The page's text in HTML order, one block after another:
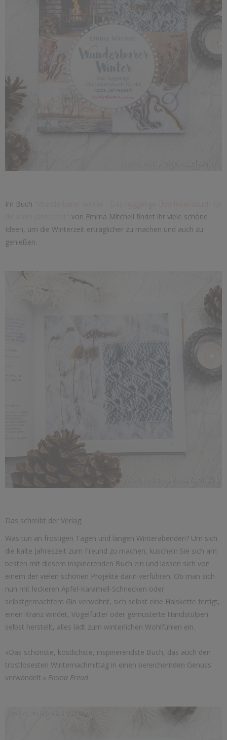
Im Buch
von Emma Mitchell findet ihr viele schöne
Ideen, um die Winterzeit erträglicher zu machen und auch zu
genießen.
Das schreibt der Verlag:
Was tun an frostigen Tagen und langen Winterabenden? Um sich
die kalte Jahreszeit zum Freund zu machen, kuscheln Sie sich am
besten mit diesem inspirierenden Buch ein und lassen sich von
einem der vielen schönen Projekte darin verführen. Ob man sich
nun mit leckeren Apfel-Karamell-Schnecken oder
selbstgemachtem Gin verwöhnt, sich selbst eine Halskette fertigt,
einen Kranz windet, Vogelfutter oder gemusterte Handstulpen
selbst herstellt, alles lädt zum winterlichen Wohlfühlen ein.
»Das schönste, köstlichste, inspirierendste Buch, das auch den
trostlosesten Winternachmittag in einen bereichernden Genuss
verwandelt.« Emma Freud